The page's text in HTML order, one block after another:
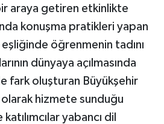
araya getiren etkinlikte
konuşma pratikleri yapan
öğrenmenin tadını
dünyaya açılmasında
fark oluşturan Büyükşehir
hizmete sunduğu
yabancı dil